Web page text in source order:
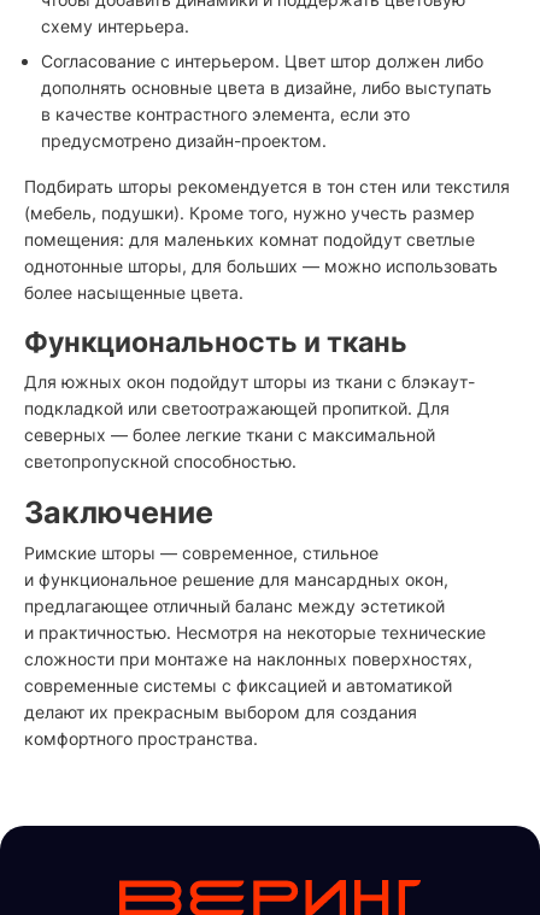
схему интерьера.
Согласование с интерьером. Цвет штор должен либо
дополнять основные цвета в дизайне, либо выступать
в качестве контрастного элемента, если это
предусмотрено дизайн-проектом.
Подбирать шторы рекомендуется в тон стен или текстиля
(мебель, подушки). Кроме того, нужно учесть размер
помещения: для маленьких комнат подойдут светлые
однотонные шторы, для больших — можно использовать
более насыщенные цвета.
Функциональность и ткань
Для южных окон подойдут шторы из ткани с блэкаут-
подкладкой или светоотражающей пропиткой. Для
северных — более легкие ткани с максимальной
светопропускной способностью.
Заключение
Римские шторы — современное, стильное
и функциональное решение для мансардных окон,
предлагающее отличный баланс между эстетикой
и практичностью. Несмотря на некоторые технические
сложности при монтаже на наклонных поверхностях,
современные системы с фиксацией и автоматикой
делают их прекрасным выбором для создания
комфортного пространства.